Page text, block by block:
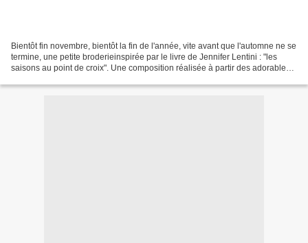
Bientôt fin novembre, bientôt la fin de l'année, vite avant que l'automne ne se
termine, une petite broderieinspirée par le livre de Jennifer Lentini : "les
saisons au point de croix". Une composition réalisée à partir des adorables